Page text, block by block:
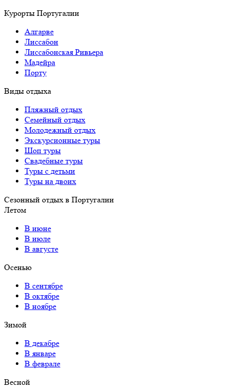
Курорты Португалии
Алгарве
Лиссабон
Лиссабонская Ривьера
Мадейра
Порту
Виды отдыха
Пляжный отдых
Семейный отдых
Молодежный отдых
Экскурсионные туры
Шоп туры
Свадебные туры
Туры с детьми
Туры на двоих
Сезонный отдых в Португалии
Летом
В июне
В июле
В августе
Осенью
В сентябре
В октябре
В ноябре
Зимой
В декабре
В январе
В феврале
Весной